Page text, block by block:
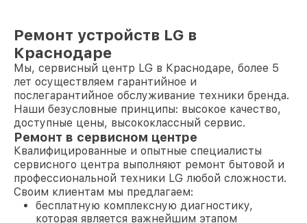
Ремонт устройств LG в
Краснодаре
Мы, сервисный центр LG в Краснодаре, более 5
лет осуществляем гарантийное и
послегарантийное обслуживание техники бренда.
Наши безусловные принципы: высокое качество,
доступные цены, высококлассный сервис.
Ремонт в сервисном центре
Квалифицированные и опытные специалисты
сервисного центра выполняют ремонт бытовой и
профессиональной техники LG любой сложности.
Своим клиентам мы предлагаем:
бесплатную комплексную диагностику,
которая является важнейшим этапом